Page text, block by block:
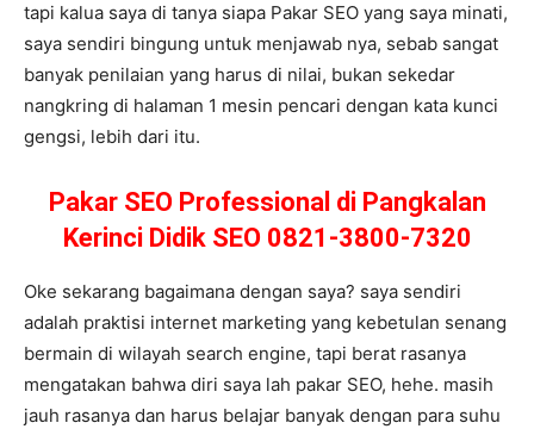
tapi kalua saya di tanya siapa Pakar SEO yang saya minati,
saya sendiri bingung untuk menjawab nya, sebab sangat
banyak penilaian yang harus di nilai, bukan sekedar
nangkring di halaman 1 mesin pencari dengan kata kunci
gengsi, lebih dari itu.
Pakar SEO Professional di Pangkalan
Kerinci Didik SEO 0821-3800-7320
Oke sekarang bagaimana dengan saya? saya sendiri
adalah praktisi internet marketing yang kebetulan senang
bermain di wilayah search engine, tapi berat rasanya
mengatakan bahwa diri saya lah pakar SEO, hehe. masih
jauh rasanya dan harus belajar banyak dengan para suhu